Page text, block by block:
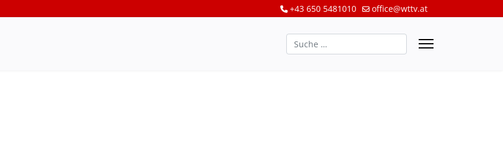
+43 650 5481010 office@wttv.at
Suchen